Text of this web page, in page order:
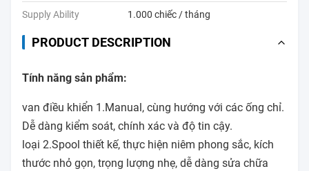
Supply Ability 1.000 chiếc / tháng
PRODUCT DESCRIPTION
Tính năng sản phẩm:
van điều khiển 1.Manual, cùng hướng với các ống chỉ.
Dễ dàng kiểm soát, chính xác và độ tin cậy.
loại 2.Spool thiết kế, thực hiện niêm phong sắc, kích
thước nhỏ gọn, trọng lượng nhẹ, dễ dàng sửa chữa